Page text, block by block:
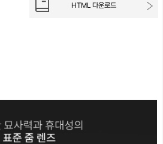
HTML 다운로드